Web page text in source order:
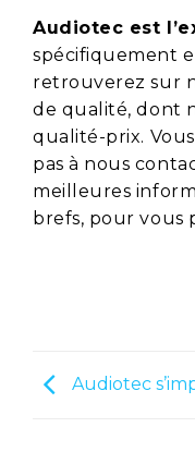
Audiotec est
spécifiquement
retrouverez sur
de qualité, dont
qualité-prix.
pas à nous
meilleures
brefs, pour vous
Audiotec